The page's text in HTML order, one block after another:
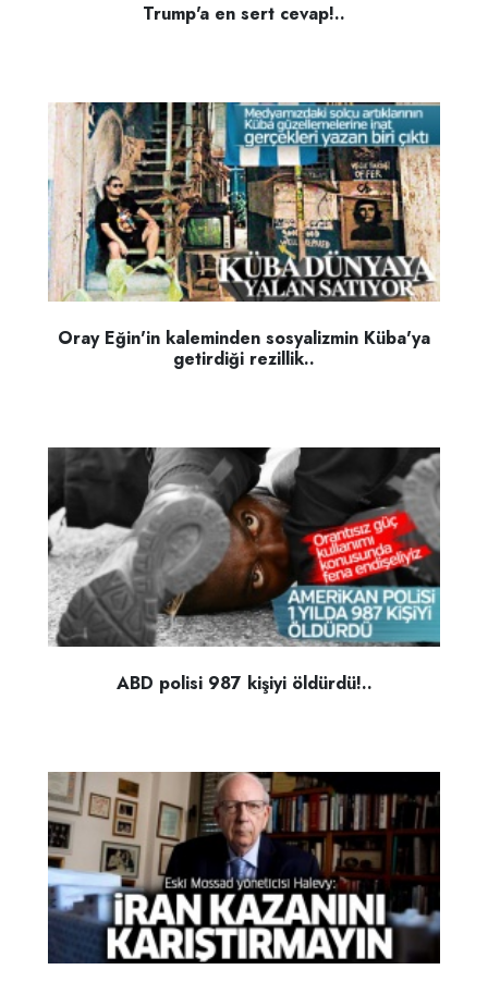
Trump'a en sert cevap!..
Oray Eğin'in kaleminden sosyalizmin Küba'ya
getirdiği rezillik..
ABD polisi 987 kişiyi öldürdü!..